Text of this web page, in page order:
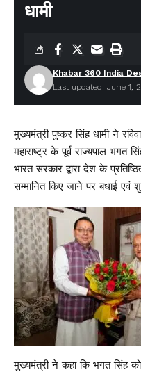
धामी
Last updated: June 1,
Khabar 360 India
मुख्यमंत्री पुष्कर सिंह धामी ने
महाराष्ट्र के पूर्व राज्यपाल भगत
भारत सरकार द्वारा देश के
सम्मानित किए जाने पर बधाई एवं
मुख्यमंत्री ने कहा कि भगत सिंह